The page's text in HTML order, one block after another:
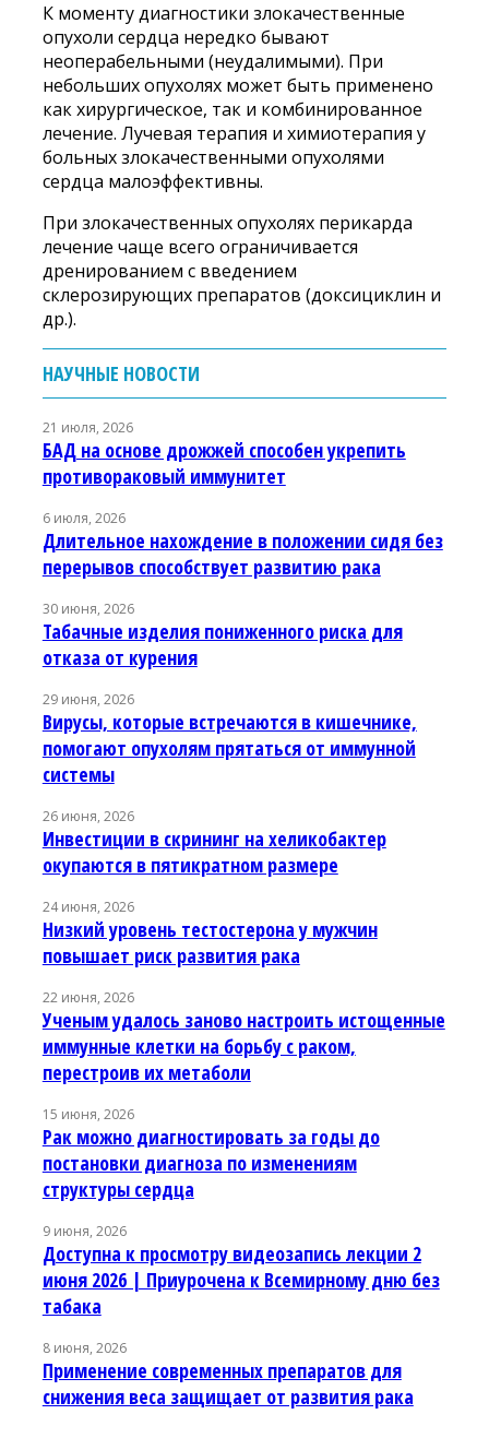
К моменту диагностики злокачественные
опухоли сердца нередко бывают
неоперабельными (неудалимыми). При
небольших опухолях может быть применено
как хирургическое, так и комбинированное
лечение. Лучевая терапия и химиотерапия у
больных злокачественными опухолями
сердца малоэффективны.
При злокачественных опухолях перикарда
лечение чаще всего ограничивается
дренированием с введением
склерозирующих препаратов (доксициклин и
др.).
НАУЧНЫЕ НОВОСТИ
21 июля, 2026
БАД на основе дрожжей способен укрепить
противораковый иммунитет
6 июля, 2026
Длительное нахождение в положении сидя без
перерывов способствует развитию рака
30 июня, 2026
Табачные изделия пониженного риска для
отказа от курения
29 июня, 2026
Вирусы, которые встречаются в кишечнике,
помогают опухолям прятаться от иммунной
системы
26 июня, 2026
Инвестиции в скрининг на хеликобактер
окупаются в пятикратном размере
24 июня, 2026
Низкий уровень тестостерона у мужчин
повышает риск развития рака
22 июня, 2026
Ученым удалось заново настроить истощенные
иммунные клетки на борьбу с раком,
перестроив их метаболи
15 июня, 2026
Рак можно диагностировать за годы до
постановки диагноза по изменениям
структуры сердца
9 июня, 2026
Доступна к просмотру видеозапись лекции 2
июня 2026 | Приурочена к Всемирному дню без
табака
8 июня, 2026
Применение современных препаратов для
снижения веса защищает от развития рака